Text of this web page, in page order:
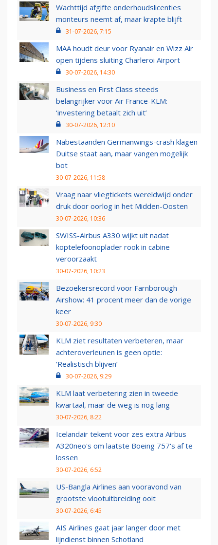
Wachttijd afgifte onderhoudslicenties
monteurs neemt af, maar krapte blijft
31-07-2026, 7:15
MAA houdt deur voor Ryanair en Wizz Air
open tijdens sluiting Charleroi Airport
30-07-2026, 14:30
Business en First Class steeds
belangrijker voor Air France-KLM:
‘investering betaalt zich uit’
30-07-2026, 12:10
Nabestaanden Germanwings-crash klagen
Duitse staat aan, maar vangen mogelijk
bot
30-07-2026, 11:58
Vraag naar vliegtickets wereldwijd onder
druk door oorlog in het Midden-Oosten
30-07-2026, 10:36
SWISS-Airbus A330 wijkt uit nadat
koptelefoonoplader rook in cabine
veroorzaakt
30-07-2026, 10:23
Bezoekersrecord voor Farnborough
Airshow: 41 procent meer dan de vorige
keer
30-07-2026, 9:30
KLM ziet resultaten verbeteren, maar
achteroverleunen is geen optie:
‘Realistisch blijven’
30-07-2026, 9:29
KLM laat verbetering zien in tweede
kwartaal, maar de weg is nog lang
30-07-2026, 8:22
Icelandair tekent voor zes extra Airbus
A320neo's om laatste Boeing 757's af te
lossen
30-07-2026, 6:52
US-Bangla Airlines aan vooravond van
grootste vlootuitbreiding ooit
30-07-2026, 6:45
AIS Airlines gaat jaar langer door met
lijndienst binnen Schotland